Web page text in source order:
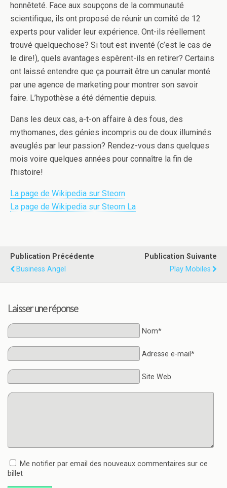
honnêteté. Face aux soupçons de la communauté
scientifique, ils ont proposé de réunir un comité de 12
experts pour valider leur expérience. Ont-ils réellement
trouvé quelquechose? Si tout est inventé (c’est le cas de
le dire!), quels avantages espèrent-ils en retirer? Certains
ont laissé entendre que ça pourrait être un canular monté
par une agence de marketing pour montrer son savoir
faire. L’hypothèse a été démentie depuis.
Dans les deux cas, a-t-on affaire à des fous, des
mythomanes, des génies incompris ou de doux illuminés
aveuglés par leur passion? Rendez-vous dans quelques
mois voire quelques années pour connaître la fin de
l’histoire!
La page de Wikipedia sur Steorn
La page de Wikipedia sur Steorn La
Publication Précédente
Business Angel
Publication Suivante
Play Mobiles
Laisser une réponse
Nom*
Adresse e-mail*
Site Web
Me notifier par email des nouveaux commentaires sur ce
billet